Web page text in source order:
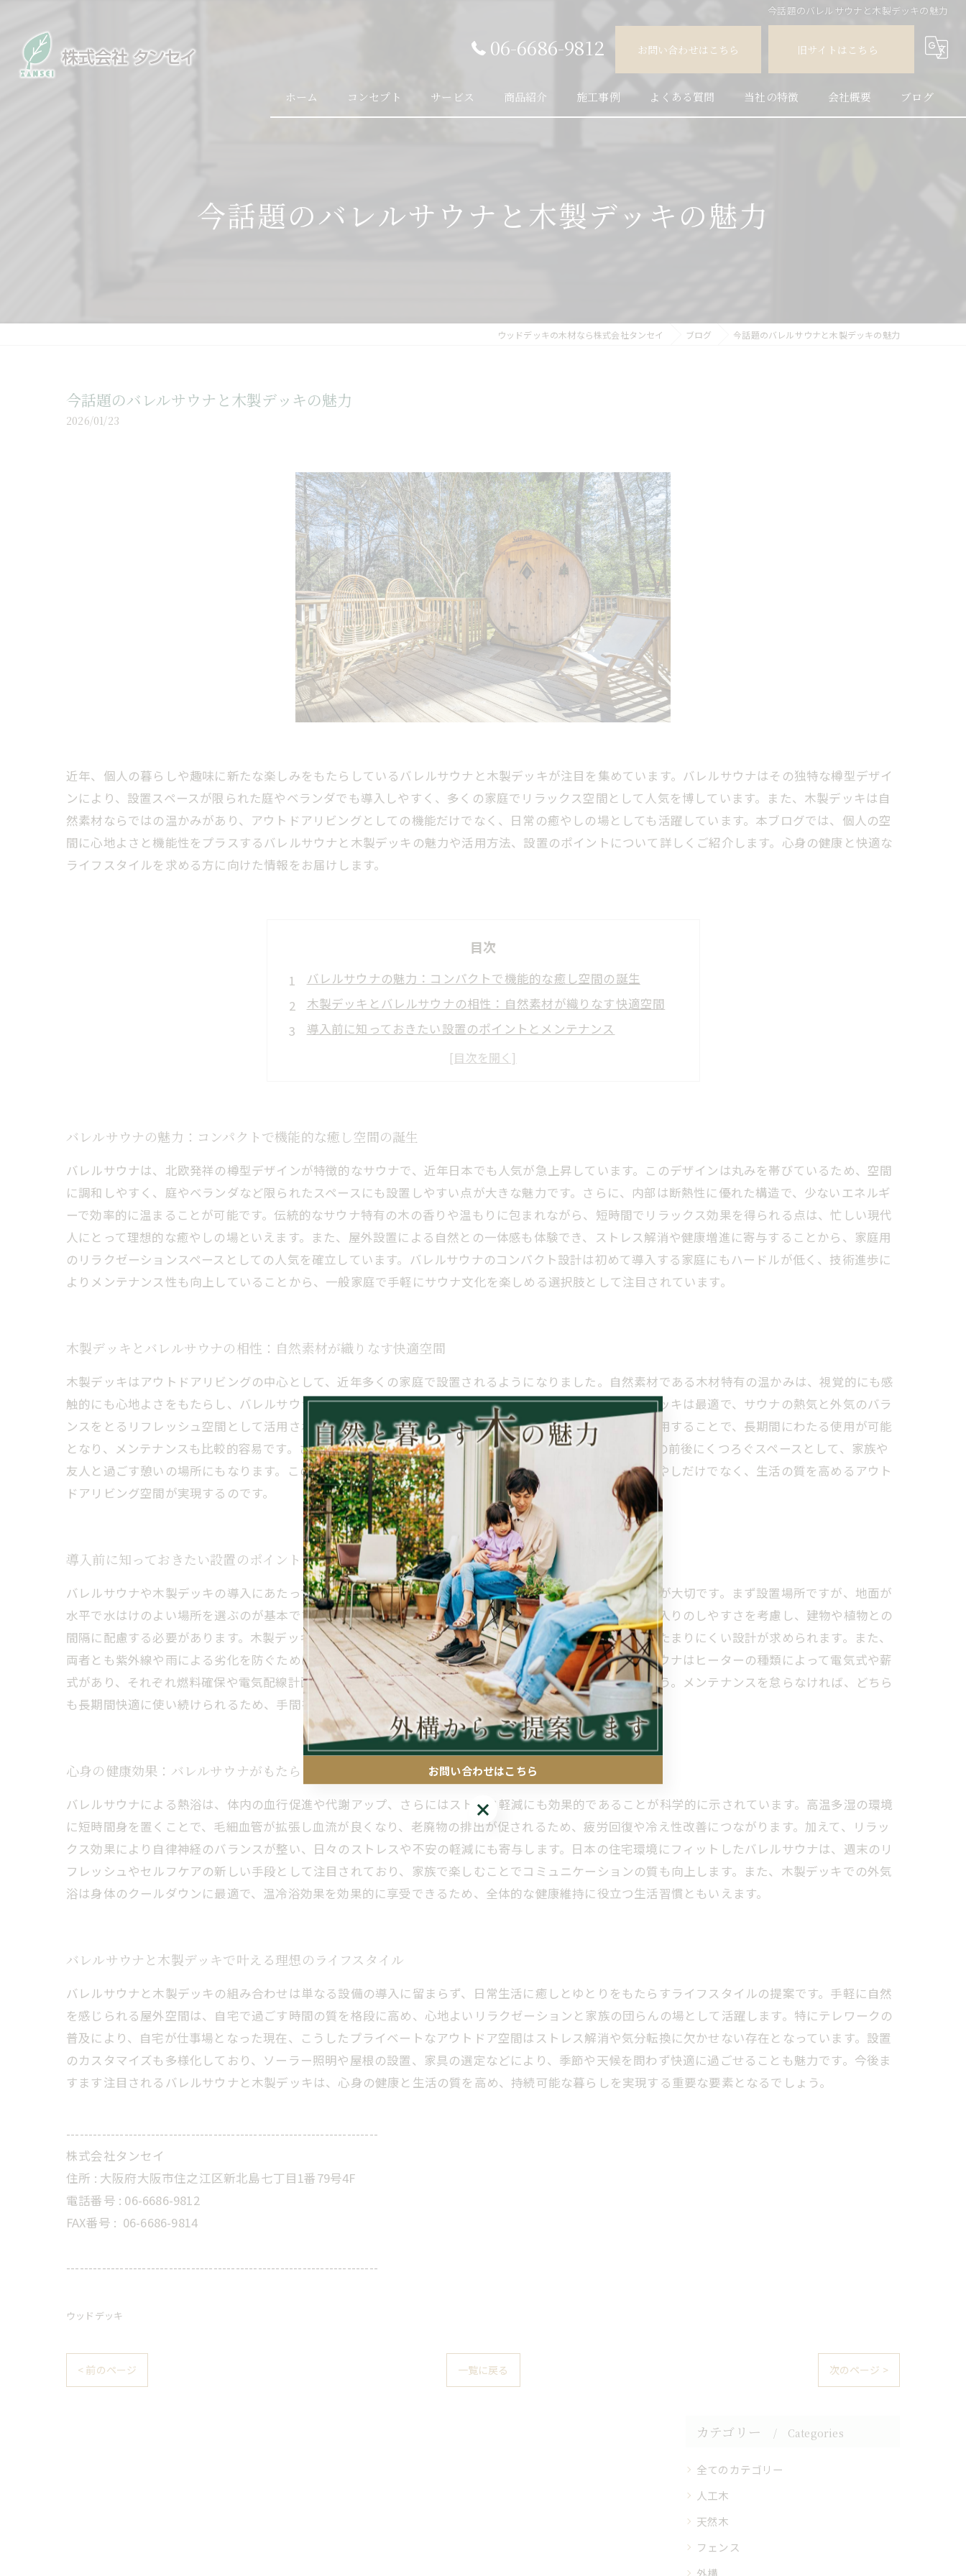
今話題のバレルサウナと木製デッキの魅力
06-6686-9812 お問い合わせはこちら 旧サイトはこちら
ホーム コンセプト サービス 商品紹介 施工事例 よくある質問 当社の特徴
フェンス
会社概要 ブログ
今話題のバレルサウナと木製デッキの魅力
ウッドデッキの木材なら株式会社タンセイ ブログ 今話題のバレルサウナと木製デッキの魅力
今話題のバレルサウナと木製デッキの魅力
2026/01/23
近年、個人の暮らしや趣味に新たな楽しみをもたらしているバレルサウナと木製デッキが注目を集めています。バレルサウナはその独特な樽型デザイ
ンにより、設置スペースが限られた庭やベランダでも導入しやすく、多くの家庭でリラックス空間として人気を博しています。また、木製デッキは自
然素材ならではの温かみがあり、アウトドアリビングとしての機能だけでなく、日常の癒やしの場としても活躍しています。本ブログでは、個人の空
間に心地よさと機能性をプラスするバレルサウナと木製デッキの魅力や活用方法、設置のポイントについて詳しくご紹介します。心身の健康と快適な
ライフスタイルを求める方に向けた情報をお届けします。
目次
バレルサウナの魅力：コンパクトで機能的な癒し空間の誕生
木製デッキとバレルサウナの相性：自然素材が織りなす快適空間
導入前に知っておきたい設置のポイントとメンテナンス
心身の健康効果：バレルサウナがもたらすリラクゼーションと活力
バレルサウナの魅力：コンパクトで機能的な癒し空間の誕生
バレルサウナは、北欧発祥の樽型デザインが特徴的なサウナで、近年日本でも人気が急上昇しています。このデザインは丸みを帯びているため、空間
に調和しやすく、庭やベランダなど限られたスペースにも設置しやすい点が大きな魅力です。さらに、内部は断熱性に優れた構造で、少ないエネルギ
ーで効率的に温まることが可能です。伝統的なサウナ特有の木の香りや温もりに包まれながら、短時間でリラックス効果を得られる点は、忙しい現代
人にとって理想的な癒やしの場といえます。また、屋外設置による自然との一体感も体験でき、ストレス解消や健康増進に寄与することから、家庭用
のリラクゼーションスペースとしての人気を確立しています。バレルサウナのコンパクト設計は初めて導入する家庭にもハードルが低く、技術進歩に
よりメンテナンス性も向上していることから、一般家庭で手軽にサウナ文化を楽しめる選択肢として注目されています。
木製デッキとバレルサウナの相性：自然素材が織りなす快適空間
木製デッキはアウトドアリビングの中心として、近年多くの家庭で設置されるようになりました。自然素材である木材特有の温かみは、視覚的にも感
触的にも心地よさをもたらし、バレルサウナとの相性も抜群です。特にサウナ利用後の涼み場として木製デッキは最適で、サウナの熱気と外気のバラ
ンスをとるリフレッシュ空間として活用されています。耐久性に優れ、防腐・防虫処理が施された木材を使用することで、長期間にわたる使用が可能
となり、メンテナンスも比較的容易です。さらに、デッキの設計次第では、椅子やテーブルを置き、サウナの前後にくつろぐスペースとして、家族や
友人と過ごす憩いの場所にもなります。このように、バレルサウナと木製デッキを組み合わせることで、癒やしだけでなく、生活の質を高めるアウト
ドアリビング空間が実現するのです。
導入前に知っておきたい設置のポイントとメンテナンス
バレルサウナや木製デッキの導入にあたっては、設置場所やメンテナンスについて事前に把握しておくことが大切です。まず設置場所ですが、地面が
水平で水はけのよい場所を選ぶのが基本です。特にバレルサウナはサイズがコンパクトとはいえ、換気や出入りのしやすさを考慮し、建物や植物との
間隔に配慮する必要があります。木製デッキは耐久性を高めるため、防腐処理された木材を使用し、雨水のたまりにくい設計が求められます。また、
両者とも紫外線や雨による劣化を防ぐために定期的な塗装やシーリングが欠かせません。加えて、バレルサウナはヒーターの種類によって電気式や薪
式があり、それぞれ燃料確保や電気配線計画など準備が異なるため、設置業者とよく相談するとよいでしょう。メンテナンスを怠らなければ、どちら
も長期間快適に使い続けられるため、手間をかける価値のある設備と言えます。
心身の健康効果：バレルサウナがもたらすリラクゼーションと活力
バレルサウナによる熱浴は、体内の血行促進や代謝アップ、さらにはストレス軽減にも効果的であることが科学的に示されています。高温多湿の環境
に短時間身を置くことで、毛細血管が拡張し血流が良くなり、老廃物の排出が促されるため、疲労回復や冷え性改善につながります。加えて、リラッ
クス効果により自律神経のバランスが整い、日々のストレスや不安の軽減にも寄与します。日本の住宅環境にフィットしたバレルサウナは、週末のリ
フレッシュやセルフケアの新しい手段として注目されており、家族で楽しむことでコミュニケーションの質も向上します。また、木製デッキでの外気
浴は身体のクールダウンに最適で、温冷浴効果を効果的に享受できるため、全体的な健康維持に役立つ生活習慣ともいえます。
バレルサウナと木製デッキで叶える理想のライフスタイル
バレルサウナと木製デッキの組み合わせは単なる設備の導入に留まらず、日常生活に癒しとゆとりをもたらすライフスタイルの提案です。手軽に自然
を感じられる屋外空間は、自宅で過ごす時間の質を格段に高め、心地よいリラクゼーションと家族の団らんの場として活躍します。特にテレワークの
普及により、自宅が仕事場となった現在、こうしたプライベートなアウトドア空間はストレス解消や気分転換に欠かせない存在となっています。設置
のカスタマイズも多様化しており、ソーラー照明や屋根の設置、家具の選定などにより、季節や天候を問わず快適に過ごせることも魅力です。今後ま
すます注目されるバレルサウナと木製デッキは、心身の健康と生活の質を高め、持続可能な暮らしを実現する重要な要素となるでしょう。
----------------------------------------------------------------------
株式会社タンセイ
住所 : 大阪府大阪市住之江区新北島七丁目1番79号4F
電話番号 : 06-6686-9812
FAX番号 : 06-6686-9814
----------------------------------------------------------------------
ウッドデッキ
< 前のページ 一覧に戻る 次のページ >
カテゴリー Categories
全てのカテゴリー
人工木
天然木
フェンス
外構
お問い合わせはこちら
お問い合わせはこちら